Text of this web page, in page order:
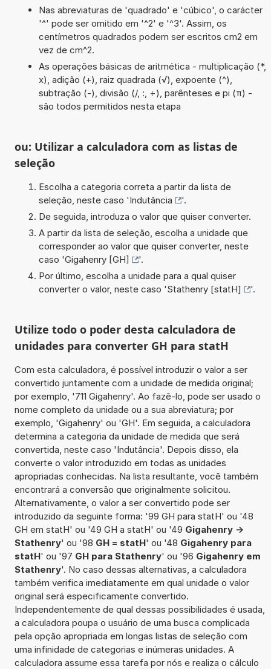
Nas abreviaturas de 'quadrado' e 'cúbico', o carácter
'^' pode ser omitido em '^2' e '^3'. Assim, os
centímetros quadrados podem ser escritos cm2 em
vez de cm^2.
As operações básicas de aritmética - multiplicação (*,
x), adição (+), raiz quadrada (√), expoente (^),
subtração (-), divisão (/, :, ÷), parênteses e pi (π) -
são todos permitidos nesta etapa
ou: Utilizar a calculadora com as listas de
seleção
Escolha a categoria correta a partir da lista de
seleção, neste caso 'Indutância
'.
De seguida, introduza o valor que quiser converter.
A partir da lista de seleção, escolha a unidade que
corresponder ao valor que quiser converter, neste
caso 'Gigahenry [GH]
'.
Por último, escolha a unidade para a qual quiser
converter o valor, neste caso 'Stathenry [statH] '.
Utilize todo o poder desta calculadora de
unidades para converter GH para statH
Com esta calculadora, é possível introduzir o valor a ser
convertido juntamente com a unidade de medida original;
por exemplo, '711 Gigahenry'. Ao fazê-lo, pode ser usado o
nome completo da unidade ou a sua abreviatura; por
exemplo, 'Gigahenry' ou 'GH'. Em seguida, a calculadora
determina a categoria da unidade de medida que será
convertida, neste caso 'Indutância'. Depois disso, ela
converte o valor introduzido em todas as unidades
apropriadas conhecidas. Na lista resultante, você também
encontrará a conversão que originalmente solicitou.
Alternativamente, o valor a ser convertido pode ser
introduzido da seguinte forma: '99 GH para statH' ou '48
GH em statH' ou '49 GH a statH' ou '49 Gigahenry ->
Stathenry' ou '98 GH = statH' ou '48 Gigahenry para
statH' ou '97 GH para Stathenry' ou '96 Gigahenry em
Stathenry'. No caso dessas alternativas, a calculadora
também verifica imediatamente em qual unidade o valor
original será especificamente convertido.
Independentemente de qual dessas possibilidades é usada,
a calculadora poupa o usuário de uma busca complicada
pela opção apropriada em longas listas de seleção com
uma infinidade de categorias e inúmeras unidades. A
calculadora assume essa tarefa por nós e realiza o cálculo